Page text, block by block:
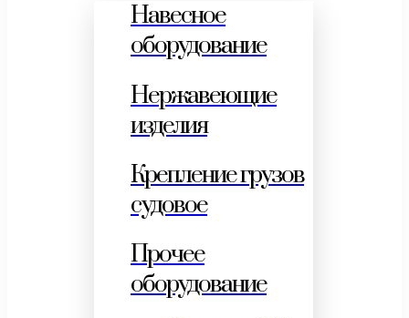
Навесное
оборудование
Нержавеющие
изделия
Крепление грузов
судовое
Прочее
оборудование